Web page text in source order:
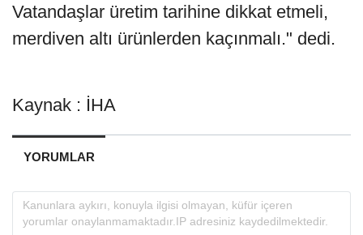
Vatandaşlar üretim tarihine dikkat etmeli,
merdiven altı ürünlerden kaçınmalı." dedi.
Kaynak : İHA
YORUMLAR